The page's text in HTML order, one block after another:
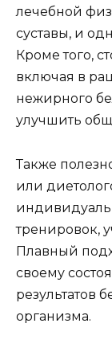
лечебной
суставы, и
Кроме того,
включая в
нежирного
улучшить
Также
или
тренировок,
Плавный
своему
результатов
организма.